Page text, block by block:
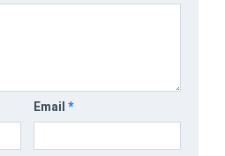
Email *